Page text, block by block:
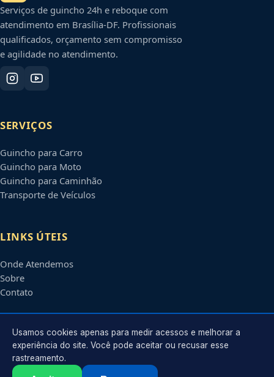
Serviços de guincho 24h e reboque com
atendimento em Brasília-DF. Profissionais
qualificados, orçamento sem compromisso
e agilidade no atendimento.
SERVIÇOS
Guincho para Carro
Guincho para Moto
Guincho para Caminhão
Transporte de Veículos
LINKS ÚTEIS
Onde Atendemos
Sobre
Contato
CONTATO
Atendimento em
Usamos cookies apenas para medir acessos e melhorar a
experiência do site. Você pode aceitar ou recusar esse
rastreamento.